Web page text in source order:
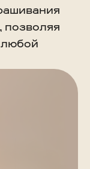
позволяя
любой